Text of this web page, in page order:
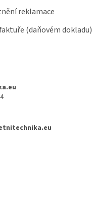
reklamace
(daňovém dokladu)